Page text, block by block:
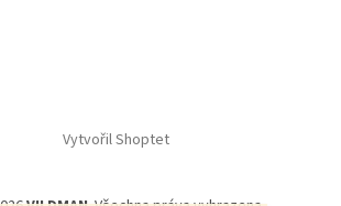
Vytvořil Shoptet